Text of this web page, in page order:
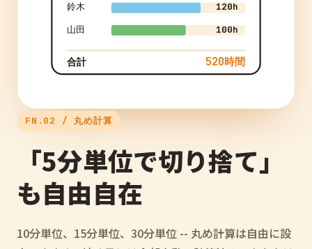
鈴木
120h
山田
100h
合計 520時間
FN.02 / 丸め計算
「5分単位で切り捨て」
も自由自在
10分単位、15分単位、30分単位 -- 丸め計算は自由に設